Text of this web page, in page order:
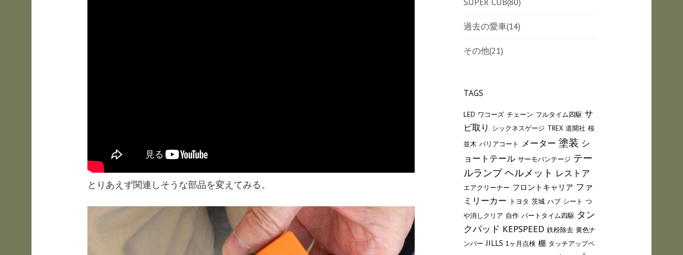
とりあえず関連しそうな部品を変えてみる。
過去の愛車(14)
その他(21)
TAGS
LED ワコーズ チェーン フルタイム四駆 サ
ビ取り シックネスゲージ TREX 道開社 桜
並木 バリアコート メーター 塗装 シ
ョートテール サーモバンテージ テー
ルランプ ヘルメット レストア
エアクリーナー フロントキャリア ファ
ミリーカー トヨタ 茨城 ハブ シート つ
や消しクリア 自作 パートタイム四駆 タン
クパッド KEPSPEED 鉄粉除去 黄色ナ
ンバー JILLS 1ヶ月点検 棚 タッチアップペ